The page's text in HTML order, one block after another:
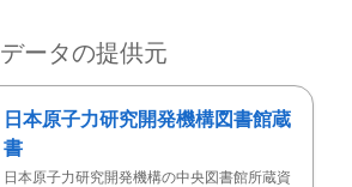
データの提供元
日本原子力研究開発機構図書館蔵
書
日本原子力研究開発機構の中央図書館所蔵資